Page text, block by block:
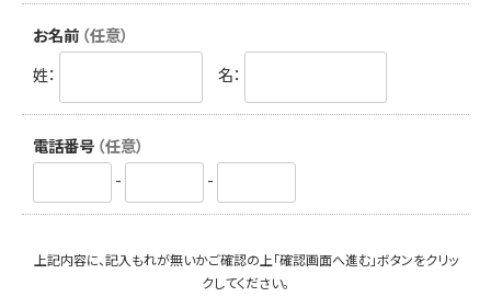
お名前 （任意）
姓：
名：
電話番号 （任意）
-
-
上記内容に、記入もれが無いかご確認の上「確認画面へ進む」ボタンをクリッ
クしてください。